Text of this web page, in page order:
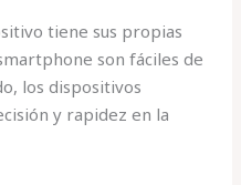
tiene sus propias
son fáciles de
los dispositivos
y rapidez en la